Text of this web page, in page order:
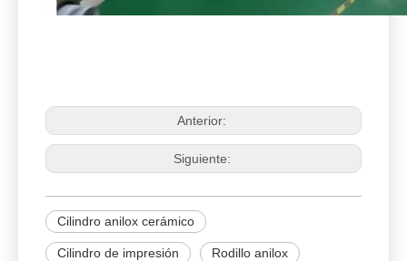
Anterior:
Siguiente:
Cilindro anilox cerámico
Cilindro de impresión Rodillo anilox